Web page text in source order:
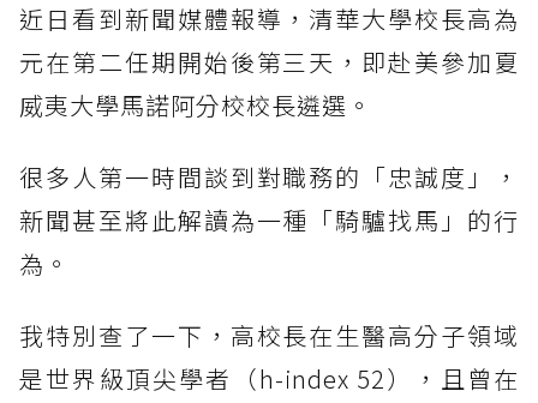
近日看到新聞媒體報導，清華大學校長高為
元在第二任期開始後第三天，即赴美參加夏
威夷大學馬諾阿分校校長遴選。
很多人第一時間談到對職務的「忠誠度」，
新聞甚至將此解讀為一種「騎驢找馬」的行
為。
我特別查了一下，高校長在生醫高分子領域
是世界級頂尖學者（h-index 52），且曾在